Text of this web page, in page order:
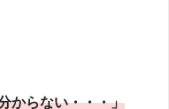
からない・・・」